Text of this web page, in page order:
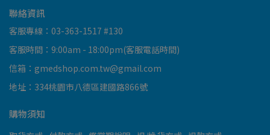
聯絡資訊
客服專線：03-363-1517 #130
客服時間：9:00am - 18:00pm(客服電話時間)
信箱：gmedshop.com.tw@gmail.com
地址：334桃園市八德區建國路866號
購物須知